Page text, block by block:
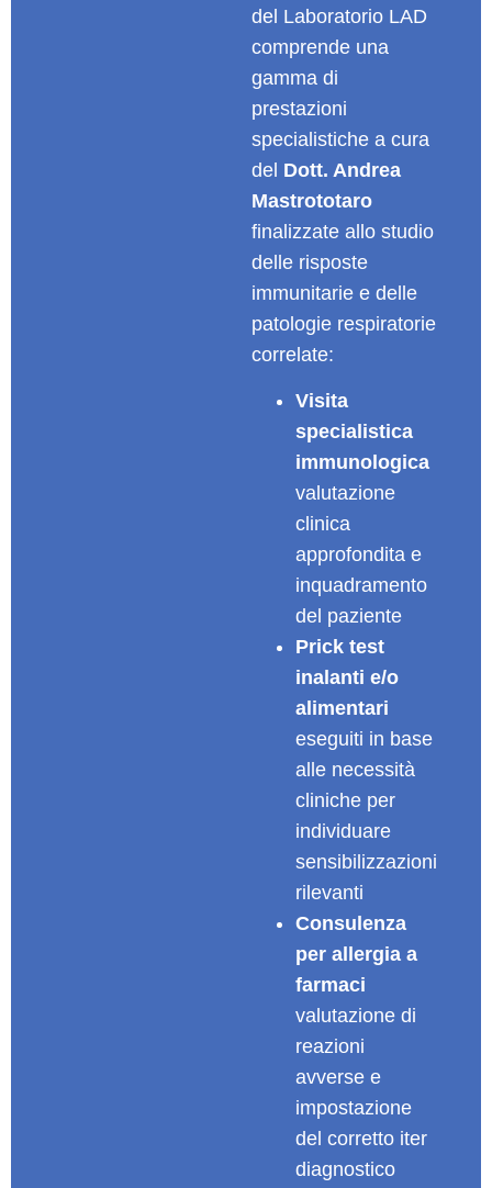
del Laboratorio LAD
comprende una
gamma di
prestazioni
specialistiche a cura
del Dott. Andrea
Mastrototaro
finalizzate allo studio
delle risposte
immunitarie e delle
patologie respiratorie
correlate:
Visita
specialistica
immunologica
valutazione
clinica
approfondita e
inquadramento
del paziente
Prick test
inalanti e/o
alimentari
eseguiti in base
alle necessità
cliniche per
individuare
sensibilizzazioni
rilevanti
Consulenza
per allergia a
farmaci
valutazione di
reazioni
avverse e
impostazione
del corretto iter
diagnostico